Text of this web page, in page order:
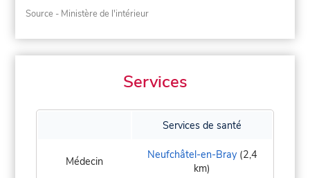
Source - Ministère de l'intérieur
Services
Services de santé
Médecin Neufchâtel-en-Bray(2,4
km)